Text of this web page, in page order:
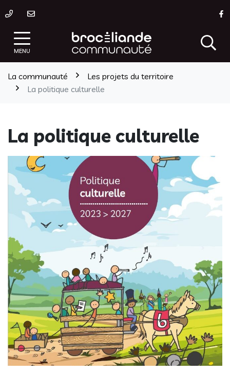
au
contenu
MENU
La communauté
Les projets du territoire
La politique culturelle
La politique culturelle